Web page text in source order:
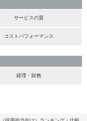
サービスの質
コストパフォーマンス
経理・財務